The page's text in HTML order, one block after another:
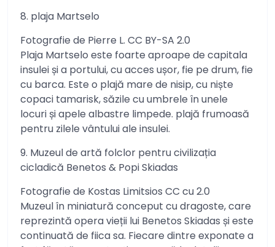
8. plaja Martselo
Fotografie de Pierre L. CC BY-SA 2.0
Plaja Martselo este foarte aproape de capitala
insulei și a portului, cu acces ușor, fie pe drum, fie
cu barca. Este o plajă mare de nisip, cu niște
copaci tamarisk, săzile cu umbrele în unele
locuri și apele albastre limpede. plajă frumoasă
pentru zilele vântului ale insulei.
9. Muzeul de artă folclor pentru civilizația
cicladică Benetos & Popi Skiadas
Fotografie de Kostas Limitsios CC cu 2.0
Muzeul în miniatură conceput cu dragoste, care
reprezintă opera vieții lui Benetos Skiadas și este
continuată de fiica sa. Fiecare dintre exponate a